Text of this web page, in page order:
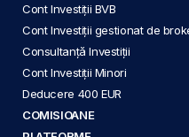
Cont Investiții BVB
Cont Investiții gestionat de
Consultanță Investiții
Cont Investiții Minori
Deducere 400 EUR
COMISIOANE